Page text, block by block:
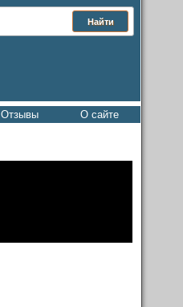
Отзывы О сайте